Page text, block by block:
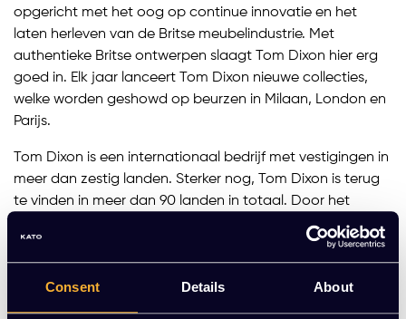
Consent Details About
opgericht met het oog op continue innovatie en het
laten herleven van de Britse meubelindustrie. Met
authentieke Britse ontwerpen slaagt Tom Dixon hier erg
goed in. Elk jaar lanceert Tom Dixon nieuwe collecties,
welke worden geshowd op beurzen in Milaan, London en
Parijs.
Tom Dixon is een internationaal bedrijf met vestigingen in
meer dan zestig landen. Sterker nog, Tom Dixon is terug
te vinden in meer dan 90 landen in totaal. Door het
diverse aanbod in producten zul je altijd wel iets
fascinerends vinden tussen de vele collecties. Door
specialisaties in zowel meubels en accessoires als in
verlichting kun je Tom Dixon vinden in allerlei
wereldsteden. Denk bijvoorbeeld aan London en Milaan,